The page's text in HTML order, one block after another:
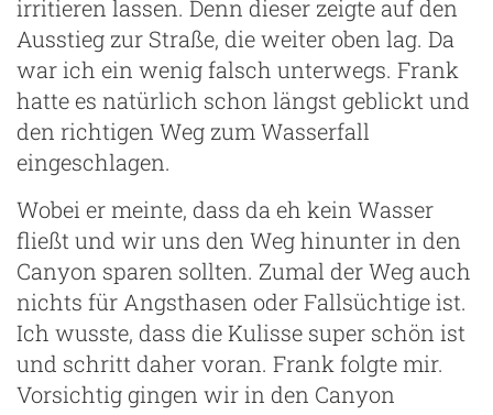
irritieren lassen. Denn dieser zeigte auf den
Ausstieg zur Straße, die weiter oben lag. Da
war ich ein wenig falsch unterwegs. Frank
hatte es natürlich schon längst geblickt und
den richtigen Weg zum Wasserfall
eingeschlagen.
Wobei er meinte, dass da eh kein Wasser
fließt und wir uns den Weg hinunter in den
Canyon sparen sollten. Zumal der Weg auch
nichts für Angsthasen oder Fallsüchtige ist.
Ich wusste, dass die Kulisse super schön ist
und schritt daher voran. Frank folgte mir.
Vorsichtig gingen wir in den Canyon